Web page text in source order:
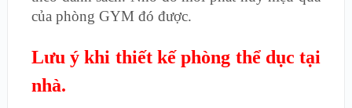
của phòng GYM đó được.
Lưu ý khi thiết kế phòng thể dục tại
nhà.